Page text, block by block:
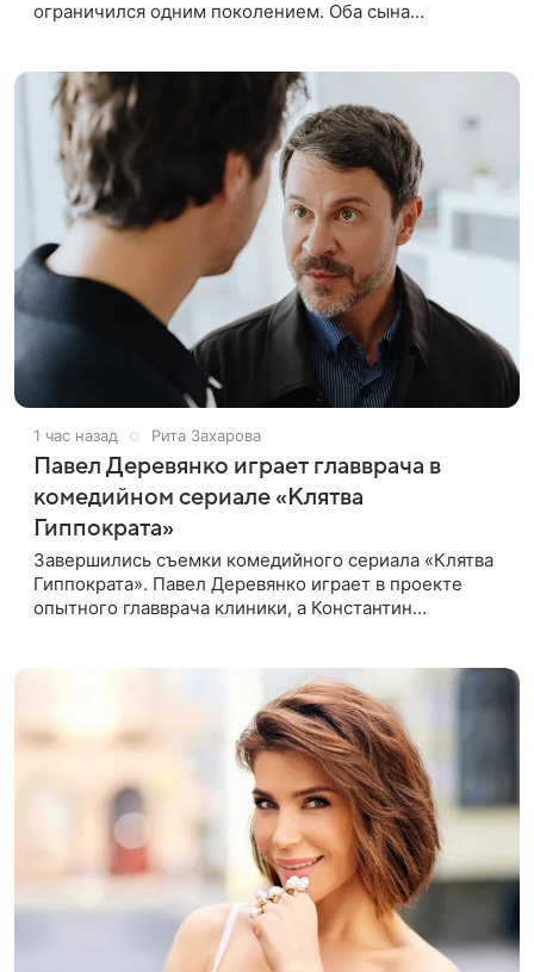
ограничился одним поколением. Оба сына
1 час назад Рита Захарова
Павел Деревянко играет главврача в
комедийном сериале «Клятва
Гиппократа»
Завершились съемки комедийного сериала «Клятва
Гиппократа». Павел Деревянко играет в проекте
опытного главврача клиники, а Константин